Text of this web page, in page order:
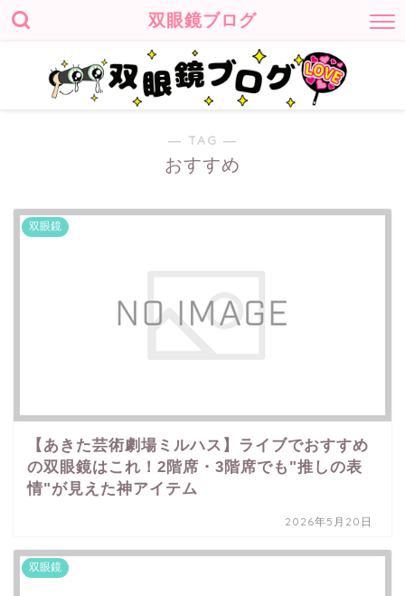
双眼鏡ブログ
― TAG ―
おすすめ
双眼鏡
【あきた芸術劇場ミルハス】ライブでおすすめ
の双眼鏡はこれ！2階席・3階席でも"推しの表
情"が見えた神アイテム
2026年5月20日
双眼鏡